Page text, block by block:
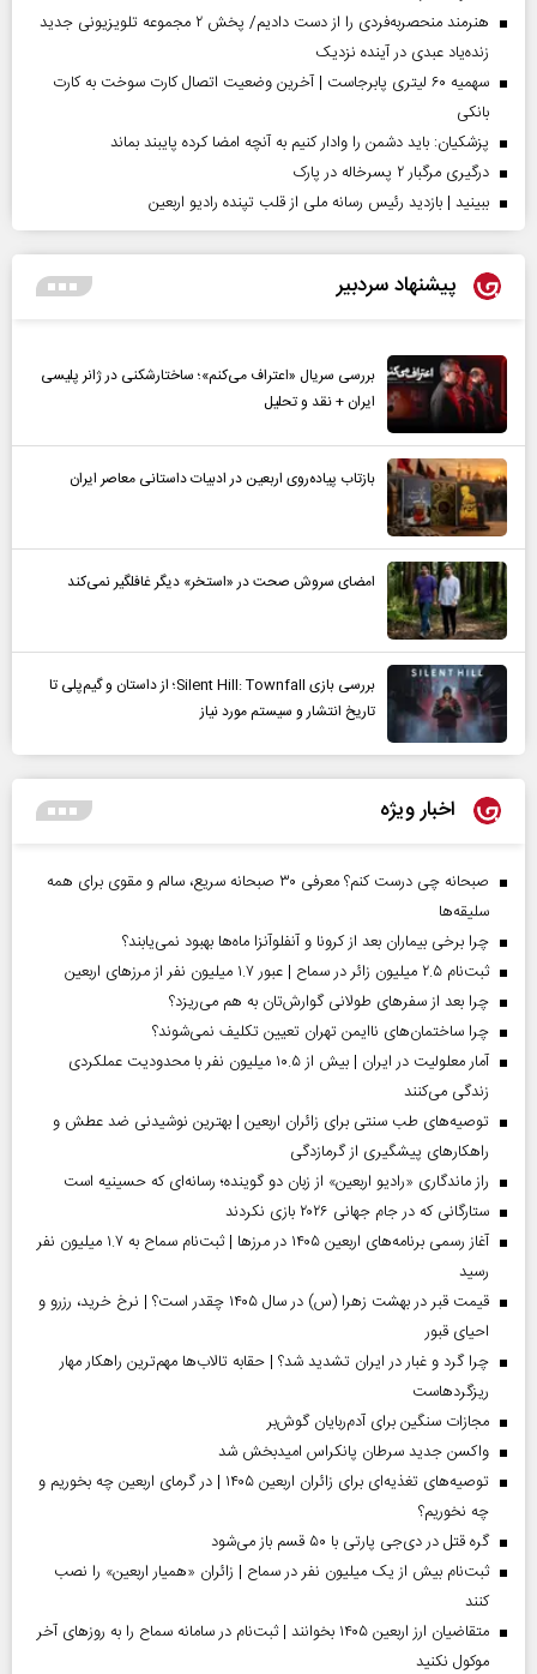
هنرمند منحصر‌به‌فردی را از دست دادیم/ پخش ۲ مجموعه تلویزیونی جدید
زنده‌یاد عبدی در آینده نزدیک
سهمیه ۶۰ لیتری پابرجاست | آخرین وضعیت اتصال کارت سوخت به کارت
بانکی
پزشکیان: باید دشمن را وادار کنیم به آنچه امضا کرده پایبند بماند
درگیری مرگبار ۲ پسرخاله در پارک
ببینید | بازدید رئیس رسانه ملی از قلب تپنده رادیو اربعین
پیشنهاد سردبیر
بررسی سریال «اعتراف می‌کنم»؛ ساختارشکنی در ژانر پلیسی
ایران + نقد و تحلیل
بازتاب پیاده‌روی اربعین در ادبیات داستانی معاصر ایران
امضای سروش صحت در «استخر» دیگر غافلگیر نمی‌کند
بررسی بازی Silent Hill: Townfall؛ از داستان و گیم‌پلی تا
تاریخ انتشار و سیستم مورد نیاز
اخبار ویژه
صبحانه چی درست کنم؟ معرفی ۳۰ صبحانه سریع، سالم و مقوی برای همه
سلیقه‌ها
چرا برخی بیماران بعد از کرونا و آنفلوآنزا ماه‌ها بهبود نمی‌یابند؟
ثبت‌نام ۲.۵ میلیون زائر در سماح | عبور ۱.۷ میلیون نفر از مرز‌های اربعین
چرا بعد از سفرهای طولانی گوارش‌تان به هم می‌ریزد؟
چرا ساختمان‌های ناایمن تهران تعیین تکلیف نمی‌شوند؟
آمار معلولیت در ایران | بیش از ۱۰.۵ میلیون نفر با محدودیت عملکردی
زندگی می‌کنند
توصیه‌های طب سنتی برای زائران اربعین | بهترین نوشیدنی ضد عطش و
راهکارهای پیشگیری از گرمازدگی
راز ماندگاری «رادیو اربعین» از زبان دو گوینده؛ رسانه‌ای که حسینیه است
ستارگانی که در جام جهانی ۲۰۲۶ بازی نکردند
آغاز رسمی برنامه‌های اربعین ۱۴۰۵ در مرز‌ها | ثبت‌نام سماح به ۱.۷ میلیون نفر
رسید
قیمت قبر در بهشت زهرا (س) در سال ۱۴۰۵ چقدر است؟ | نرخ خرید، رزرو و
احیای قبور
چرا گرد و غبار در ایران تشدید شد؟ | حقابه تالاب‌ها مهم‌ترین راهکار مهار
ریزگردهاست
مجازات سنگین برای آدم‌ربایان گوش‌بر
واکسن جدید سرطان پانکراس امیدبخش شد
توصیه‌های تغذیه‌ای برای زائران اربعین ۱۴۰۵ | در گرمای اربعین چه بخوریم و
چه نخوریم؟
گره قتل در دی‌جی پارتی با ۵۰ قسم باز می‌شود
ثبت‌نام بیش از یک میلیون نفر در سماح | زائران «همیار اربعین» را نصب
کنند
متقاضیان ارز اربعین ۱۴۰۵ بخوانند | ثبت‌نام در سامانه سماح را به روز‌های آخر
موکول نکنید